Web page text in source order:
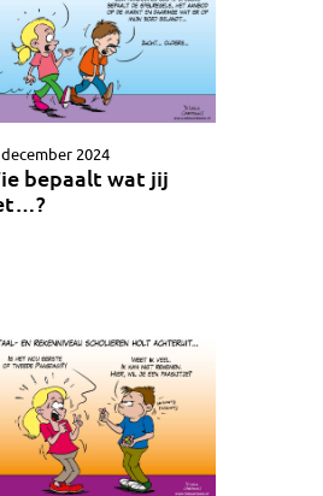
2024
bepaalt wat jij